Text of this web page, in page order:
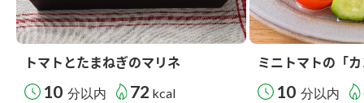
トマトとたまねぎのマリネ
10 分以内 72 kcal
ミニトマトの「
10 分以内